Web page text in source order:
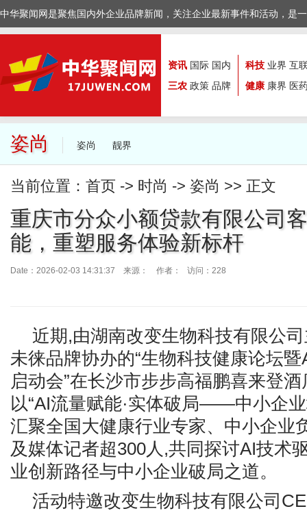
中华聚闻网是聚焦国内外企业品牌新闻，关注企业最新事件和活动，是
资讯 国际 国内
三农 政策 品牌
科技 业界 互
健康 康界 医
姿尚 姿尚 靓界
当前位置： 首页 -> 时尚 -> 姿尚 >> 正文
重庆市分众小额贷款有限公司
能，重塑服务体验新标杆
Date：2026-02-03 14:31:37 来源： 作者： 访问：228
近期,由湖南改变生物科技有限公
未徕品牌协办的“生物科技健康论坛
启动会”在长沙市步步高福鹏喜来登
以“AI流量赋能·实体破局——中小企
汇聚全国大健康行业专家、中小企业
及媒体记者超300人,共同探讨AI技术
业创新路径与中小企业破局之道。
活动特邀改变生物科技有限公司